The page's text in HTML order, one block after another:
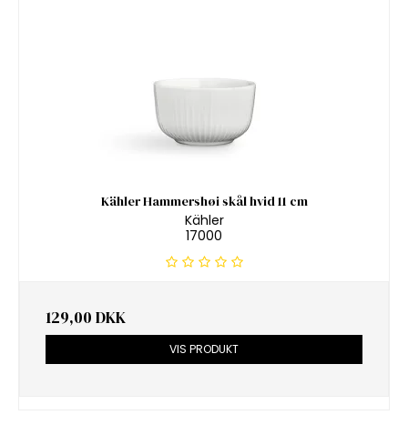
Kähler Hammershøi skål hvid 11 cm
Kähler
17000
129,00 DKK
VIS PRODUKT